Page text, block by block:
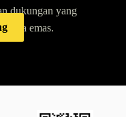
dukungan yang
emas.